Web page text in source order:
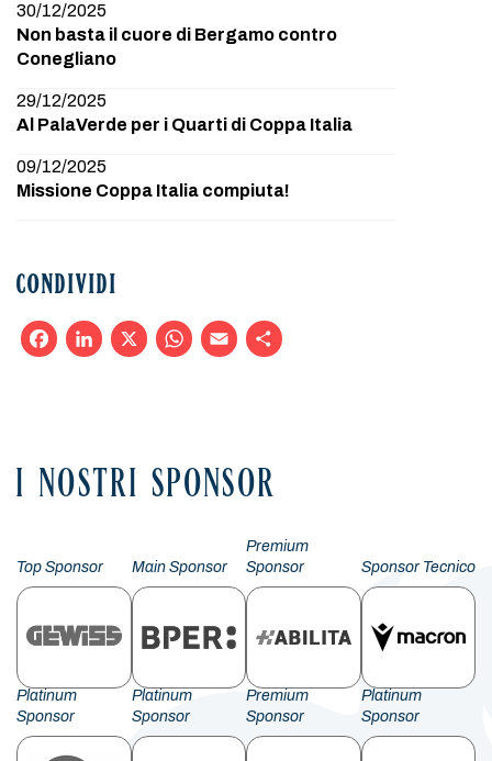
30/12/2025
Non basta il cuore di Bergamo contro
Conegliano
29/12/2025
Al PalaVerde per i Quarti di Coppa Italia
09/12/2025
Missione Coppa Italia compiuta!
CONDIVIDI
I NOSTRI SPONSOR
Top Sponsor Main Sponsor
Premium
Sponsor
Sponsor Tecnico
Platinum
Sponsor
Platinum
Sponsor
Premium
Sponsor
Platinum
Sponsor